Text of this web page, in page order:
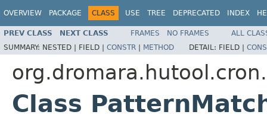
OVERVIEW PACKAGE CLASS USE TREE DEPRECATED INDEX
PREV CLASS NEXT CLASS FRAMES NO FRAMES
ALL
SUMMARY: NESTED | FIELD | CONSTR | METHOD DETAIL: FIELD |
Class